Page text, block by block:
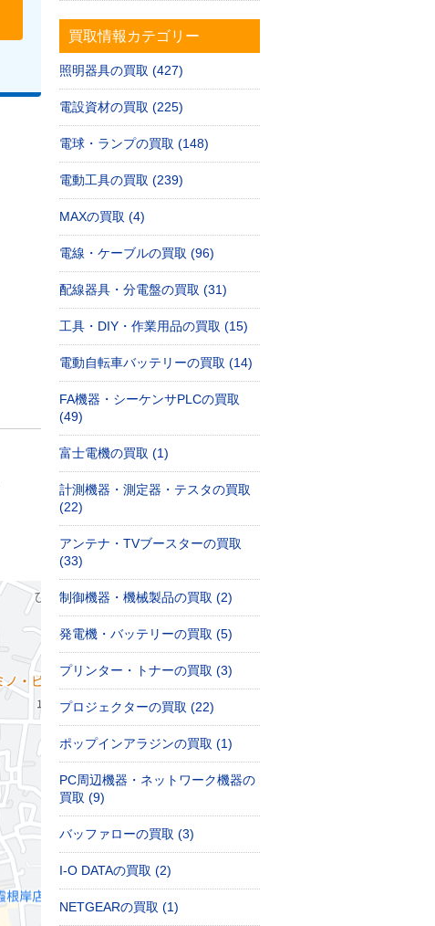
買取情報カテゴリー
照明器具の買取 (427)
電設資材の買取 (225)
電球・ランプの買取 (148)
電動工具の買取 (239)
MAXの買取 (4)
電線・ケーブルの買取 (96)
配線器具・分電盤の買取 (31)
工具・DIY・作業用品の買取 (15)
電動自転車バッテリーの買取 (14)
FA機器・シーケンサPLCの買取
(49)
富士電機の買取 (1)
計測機器・測定器・テスタの買取
(22)
アンテナ・TVブースターの買取
(33)
制御機器・機械製品の買取 (2)
発電機・バッテリーの買取 (5)
プリンター・トナーの買取 (3)
プロジェクターの買取 (22)
ポップインアラジンの買取 (1)
PC周辺機器・ネットワーク機器の
買取 (9)
バッファローの買取 (3)
I-O DATAの買取 (2)
NETGEARの買取 (1)